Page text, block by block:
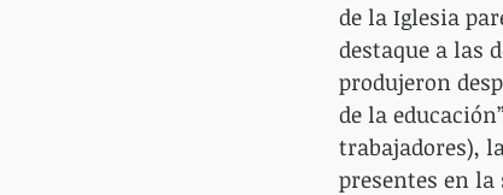
de la Iglesia
destaque a las
produjeron
de la
trabajadores),
presentes en